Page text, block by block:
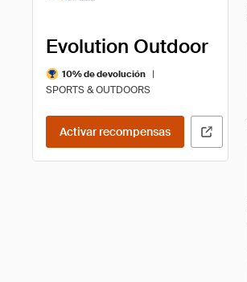
Evolution Outdoor
10% de devolución
|
SPORTS & OUTDOORS
Activar recompensas